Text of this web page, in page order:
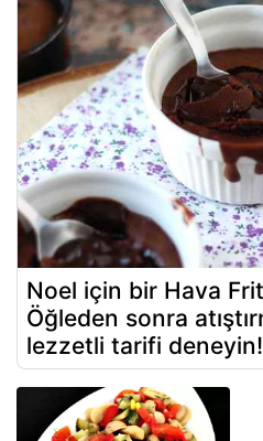
Noel için bir Hava
Öğleden sonra
lezzetli tarifi deneyin!